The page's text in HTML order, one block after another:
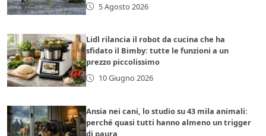
5 Agosto 2026
Lidl rilancia il robot da cucina che ha
sfidato il Bimby: tutte le funzioni a un
prezzo piccolissimo
10 Giugno 2026
Ansia nei cani, lo studio su 43 mila animali:
perché quasi tutti hanno almeno un trigger
di paura